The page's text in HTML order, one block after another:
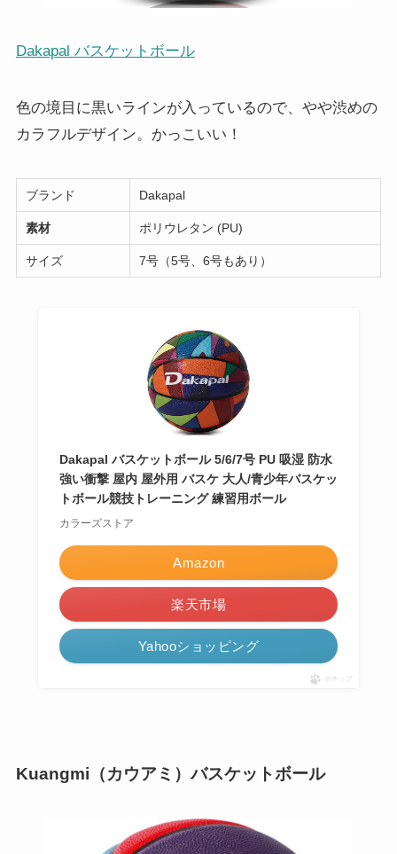
Dakapal バスケットボール
色の境目に黒いラインが入っているので、やや渋めの
カラフルデザイン。かっこいい！
ブランド Dakapal
素材 ポリウレタン (PU)
サイズ 7号（5号、6号もあり）
Dakapal バスケットボール 5/6/7号 PU 吸湿 防水
強い衝撃 屋内 屋外用 バスケ 大人/青少年バスケッ
トボール競技トレーニング 練習用ボール
カラーズストア
Amazon
楽天市場
Yahooショッピング
ポチップ
Kuangmi（カウアミ）バスケットボール